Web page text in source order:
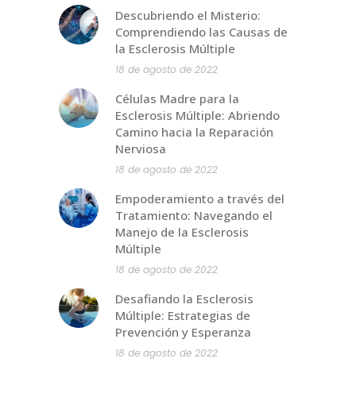
Descubriendo el Misterio:
Comprendiendo las Causas de
la Esclerosis Múltiple
18 de agosto de 2022
Células Madre para la
Esclerosis Múltiple: Abriendo
Camino hacia la Reparación
Nerviosa
18 de agosto de 2022
Empoderamiento a través del
Tratamiento: Navegando el
Manejo de la Esclerosis
Múltiple
18 de agosto de 2022
Desafiando la Esclerosis
Múltiple: Estrategias de
Prevención y Esperanza
18 de agosto de 2022